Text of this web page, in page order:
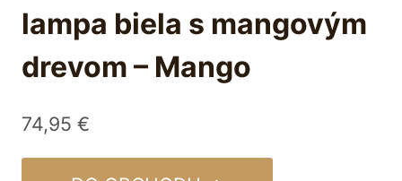
lampa biela s mangovým
drevom – Mango
74,95 €